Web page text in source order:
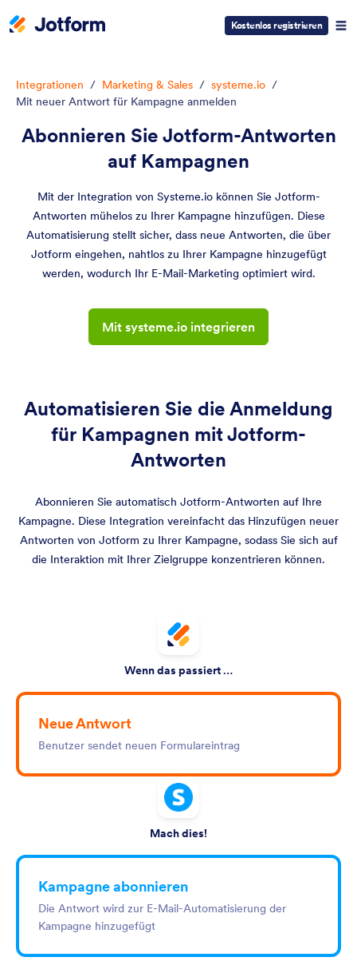
Kostenlos registrieren
Integrationen / Marketing & Sales / systeme.io /
Mit neuer Antwort für Kampagne anmelden
Abonnieren Sie Jotform-Antworten
auf Kampagnen
Mit der Integration von Systeme.io können Sie Jotform-
Antworten mühelos zu Ihrer Kampagne hinzufügen. Diese
Automatisierung stellt sicher, dass neue Antworten, die über
Jotform eingehen, nahtlos zu Ihrer Kampagne hinzugefügt
werden, wodurch Ihr E-Mail-Marketing optimiert wird.
Mit systeme.io integrieren
Automatisieren Sie die Anmeldung
für Kampagnen mit Jotform-
Antworten
Abonnieren Sie automatisch Jotform-Antworten auf Ihre
Kampagne. Diese Integration vereinfacht das Hinzufügen neuer
Antworten von Jotform zu Ihrer Kampagne, sodass Sie sich auf
die Interaktion mit Ihrer Zielgruppe konzentrieren können.
Wenn das passiert …
Neue Antwort
Benutzer sendet neuen Formulareintrag
Mach dies!
Kampagne abonnieren
Die Antwort wird zur E-Mail-Automatisierung der
Kampagne hinzugefügt